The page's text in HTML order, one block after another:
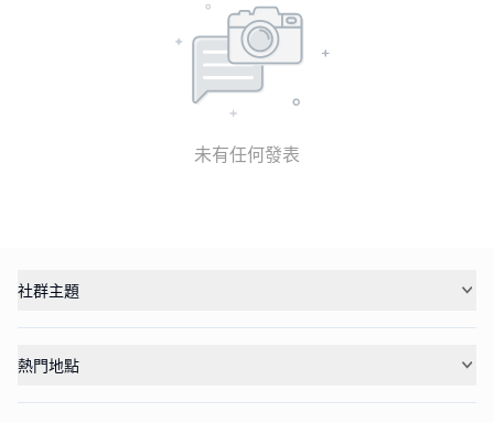
未有任何發表
社群主題
熱門地點